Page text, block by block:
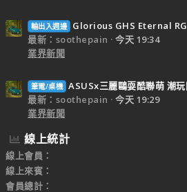
輸出入週邊
Glorious GHS Eternal
最新：soothepain
今天 19:34
業界新聞
筆電/桌機 ASUSx三麗鷗耍酷聯萌 潮
最新：soothepain
今天 19:29
業界新聞
線上統計
線上會員
線上來賓
會員總計